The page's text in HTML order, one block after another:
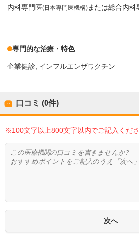
内科専門医(日本専門医機構)または総合内科
専門的な治療・特色
企業健診 インフルエンザワクチン
口コミ (0件)
※100文字以上800文字以内でご記入くだ